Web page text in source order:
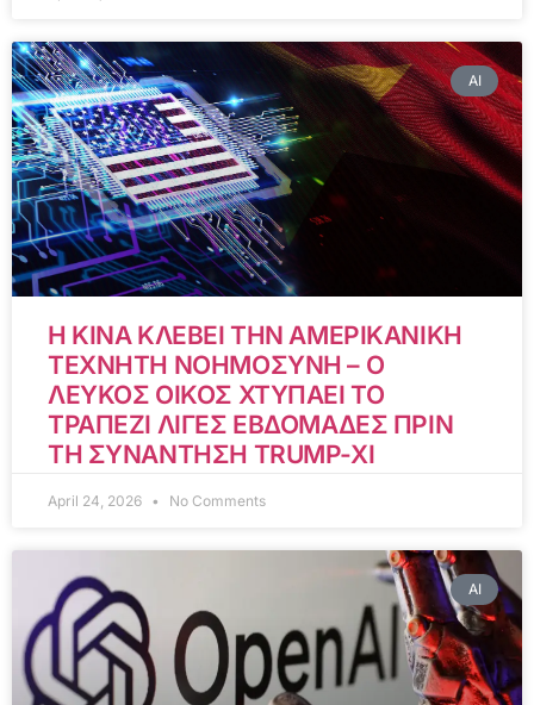
AI
Η ΚΙΝΑ ΚΛΕΒΕΙ ΤΗΝ ΑΜΕΡΙΚΑΝΙΚΗ
ΤΕΧΝΗΤΗ ΝΟΗΜΟΣΥΝΗ – Ο
ΛΕΥΚΟΣ ΟΙΚΟΣ ΧΤΥΠΑΕΙ ΤΟ
ΤΡΑΠΕΖΙ ΛΙΓΕΣ ΕΒΔΟΜΑΔΕΣ ΠΡΙΝ
ΤΗ ΣΥΝΑΝΤΗΣΗ TRUMP-XI
April 24, 2026 No Comments
AI